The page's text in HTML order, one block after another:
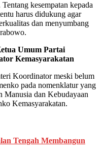
kesempatan kepada
harus didukung agar
dan menyumbang
Umum Partai
Kemasyarakatan
Koordinator meski belum
pada nomenklatur yang
Manusia dan Kebudayaan
Kemasyarakatan.
Tengah Membangun